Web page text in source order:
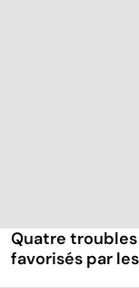
Quatre
favorisés par